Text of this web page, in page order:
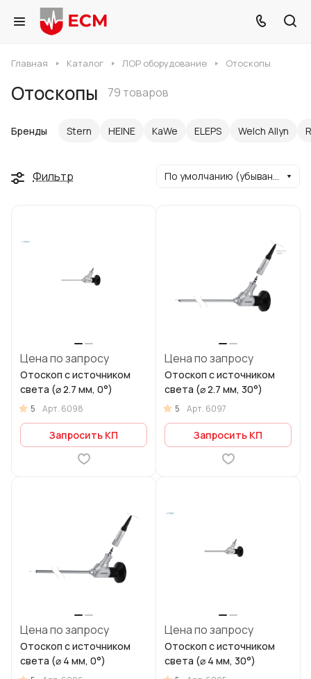
Главная Каталог ЛОР оборудование Отоскопы
Отоскопы 79 товаров
Бренды Stern HEINE KaWe ELEPS Welch Allyn
Фильтр По умолчанию (убывание)
Цена по запросу
Отоскоп с источником
света (⌀ 2.7 мм, 0°)
5 Арт. 6098
Запросить КП
Цена по запросу
Отоскоп с источником
света (⌀ 2.7 мм, 30°)
5 Арт. 6097
Запросить КП
Цена по запросу
Отоскоп с источником
света (⌀ 4 мм, 0°)
Цена по запросу
Отоскоп с источником
света (⌀ 4 мм, 30°)